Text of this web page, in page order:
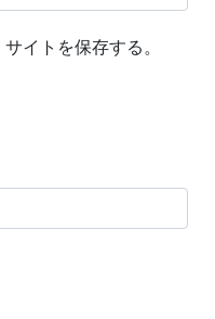
イトを保存する。